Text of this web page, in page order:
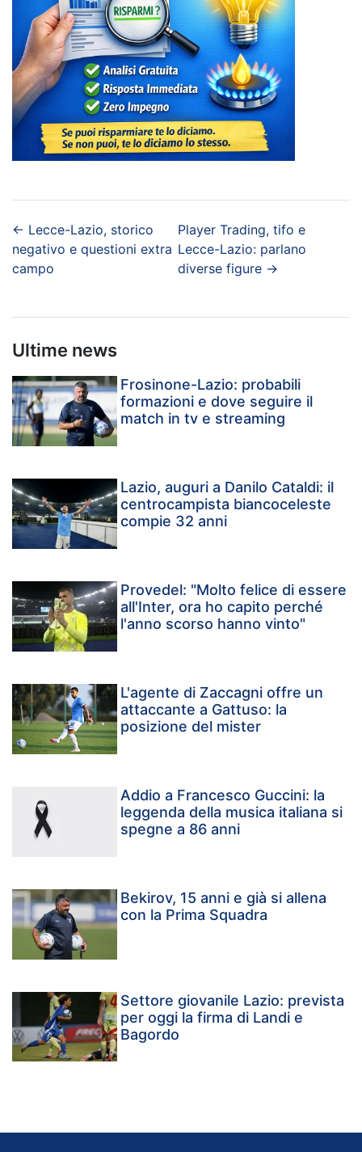
← Lecce-Lazio, storico
negativo e questioni extra
campo
Player Trading, tifo e
Lecce-Lazio: parlano
diverse figure →
Ultime news
Frosinone-Lazio: probabili
formazioni e dove seguire il
match in tv e streaming
Lazio, auguri a Danilo Cataldi: il
centrocampista biancoceleste
compie 32 anni
Provedel: "Molto felice di essere
all'Inter, ora ho capito perché
l'anno scorso hanno vinto"
L'agente di Zaccagni offre un
attaccante a Gattuso: la
posizione del mister
Addio a Francesco Guccini: la
leggenda della musica italiana si
spegne a 86 anni
Bekirov, 15 anni e già si allena
con la Prima Squadra
Settore giovanile Lazio: prevista
per oggi la firma di Landi e
Bagordo